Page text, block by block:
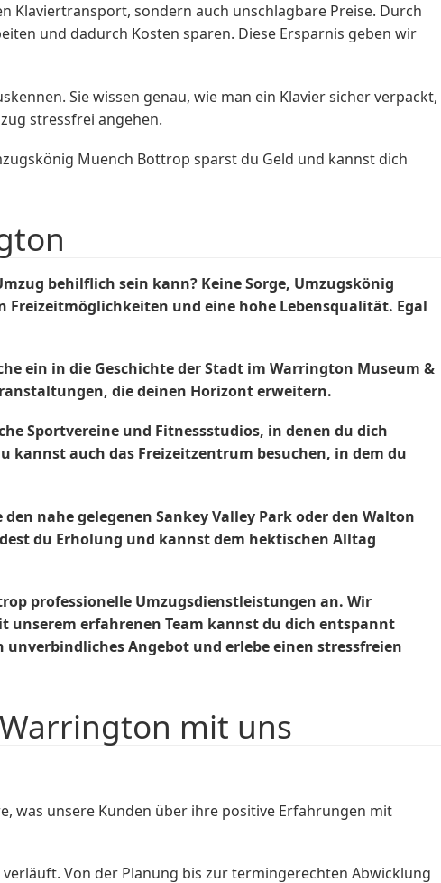
sondern auch unschlagbare Preise. Durch
und dadurch Kosten sparen. Diese Ersparnis geben wir
Sie wissen genau, wie man ein Klavier sicher verpackt,
stressfrei angehen.
Muench Bottrop sparst du Geld und kannst dich
behilflich sein kann? Keine Sorge, Umzugskönig
und eine hohe Lebensqualität. Egal
ein in die Geschichte der Stadt im Warrington Museum &
die deinen Horizont erweitern.
Sportvereine und Fitnessstudios, in denen du dich
kannst auch das Freizeitzentrum besuchen, in dem du
nahe gelegenen Sankey Valley Park oder den Walton
du Erholung und kannst dem hektischen Alltag
professionelle Umzugsdienstleistungen an. Wir
unserem erfahrenen Team kannst du dich entspannt
Angebot und erlebe einen stressfreien
mit uns
was unsere Kunden über ihre positive Erfahrungen mit
Von der Planung bis zur termingerechten Abwicklung